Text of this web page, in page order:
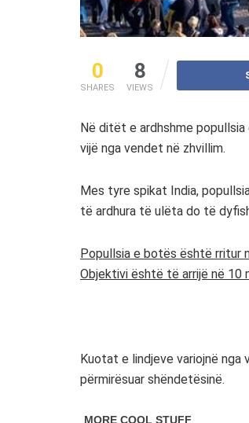
0
SHARES
8
VIEWS
Në ditët e ardhshme
vijë nga vendet në zhvillim.
Mes tyre spikat India,
të ardhura të ulëta do të
Popullsia e botës është rritur
Objektivi është të arrijë në 10
Kuotat e lindjeve variojnë nga
përmirësuar shëndetësinë.